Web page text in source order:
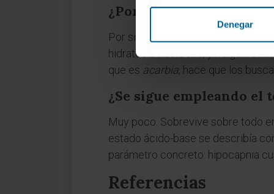
Denegar
¿Por qué aparece
Por simple parecido gráfico, nada
hidratos de carbono, y no guarda
que es acarbia, hace que los
¿Se sigue empleando el
Muy poco. Sobrevive sobre todo
estado ácido-base se describía
parámetro concreto: hipocapnia
Referencias